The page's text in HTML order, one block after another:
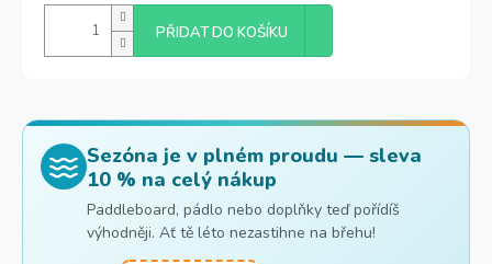
PŘIDAT DO KOŠÍKU
Sezóna je v plném proudu — sleva
10 % na celý nákup
Paddleboard, pádlo nebo doplňky teď pořídíš
výhodněji. Ať tě léto nezastihne na břehu!